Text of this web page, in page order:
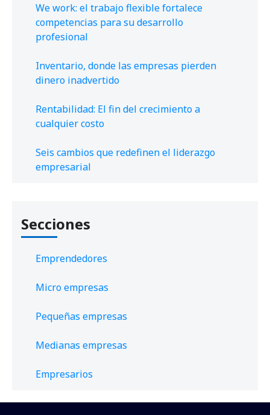
We work: el trabajo flexible fortalece
competencias para su desarrollo
profesional
Inventario, donde las empresas pierden
dinero inadvertido
Rentabilidad: El fin del crecimiento a
cualquier costo
Seis cambios que redefinen el liderazgo
empresarial
Secciones
Emprendedores
Micro empresas
Pequeñas empresas
Medianas empresas
Empresarios